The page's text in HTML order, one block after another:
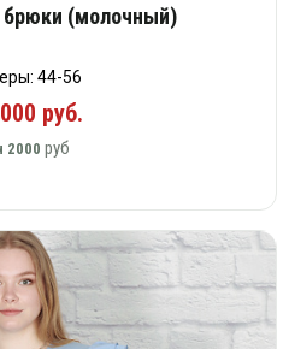
(молочный)
44-56
руб.
2000 руб